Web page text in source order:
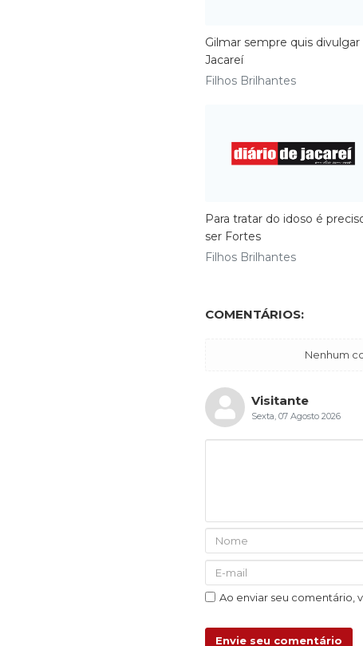
Gilmar sempre quis divulgar
Jacareí
Filhos Brilhantes
Para tratar do idoso é
ser Fortes
Filhos Brilhantes
COMENTÁRIOS:
Nenhum
Visitante
Sexta, 07 Agosto 2026
Ao enviar seu comentário,
Envie seu comentário